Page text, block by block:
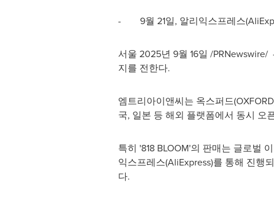
- 9월 21일, 알리익스프레스
서울 2025년 9월 16일 /PRNewswire/
지를 전한다.
엠트리아이앤씨는 옥스퍼드
국, 일본 등 해외 플랫폼에서 동시 오
특히 '818 BLOOM'의 판매는 글로벌
익스프레스(AliExpress)를 통해 진행
다.